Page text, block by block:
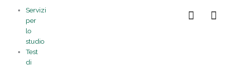
contenuto
Servizi
per
lo
studio
Test
di